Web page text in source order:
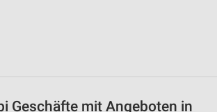
Geschäfte mit Angeboten in